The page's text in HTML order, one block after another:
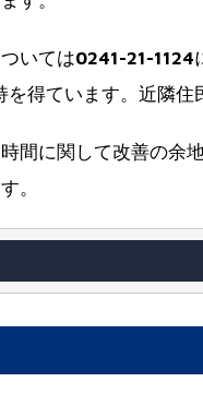
いては0241-21-1124
を得ています。近隣住
間に関して改善の余
。